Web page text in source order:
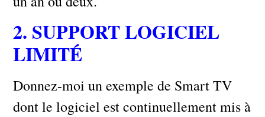
2. SUPPORT LOGICIEL
LIMITÉ
Donnez-moi un exemple de Smart TV
dont le logiciel est continuellement mis à